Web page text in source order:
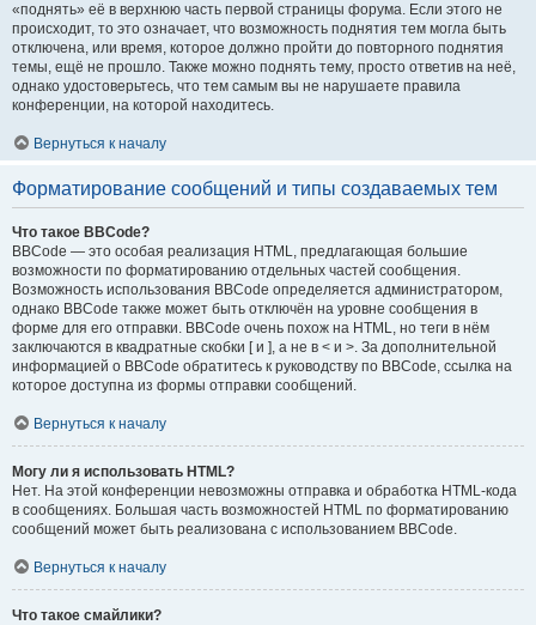
«поднять» её в верхнюю часть первой страницы форума. Если этого не
происходит, то это означает, что возможность поднятия тем могла быть
отключена, или время, которое должно пройти до повторного поднятия
темы, ещё не прошло. Также можно поднять тему, просто ответив на неё,
однако удостоверьтесь, что тем самым вы не нарушаете правила
конференции, на которой находитесь.
Вернуться к началу
Форматирование сообщений и типы создаваемых тем
Что такое BBCode?
BBCode — это особая реализация HTML, предлагающая большие
возможности по форматированию отдельных частей сообщения.
Возможность использования BBCode определяется администратором,
однако BBCode также может быть отключён на уровне сообщения в
форме для его отправки. BBCode очень похож на HTML, но теги в нём
заключаются в квадратные скобки [ и ], а не в < и >. За дополнительной
информацией о BBCode обратитесь к руководству по BBCode, ссылка на
которое доступна из формы отправки сообщений.
Вернуться к началу
Могу ли я использовать HTML?
Нет. На этой конференции невозможны отправка и обработка HTML-кода
в сообщениях. Большая часть возможностей HTML по форматированию
сообщений может быть реализована с использованием BBCode.
Вернуться к началу
Что такое смайлики?